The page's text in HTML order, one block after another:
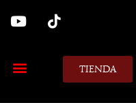
TIENDA